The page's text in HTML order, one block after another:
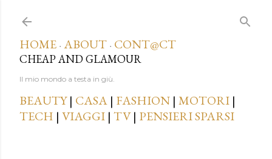
HOME · ABOUT · CONT@CT
CHEAP AND GLAMOUR
Il mio mondo a testa in giù.
BEAUTY| CASA | FASHION | MOTORI |
TECH | VIAGGI | TV| PENSIERI SPARSI